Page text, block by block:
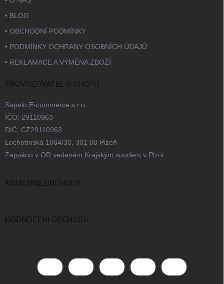
• BLOG
• OBCHODNÍ PODMÍNKY
• PODMÍNKY OCHRANY OSOBNÍCH ÚDAJŮ
• REKLAMACE A VÝMĚNA ZBOŽÍ
PROVOZOVATEL E-SHOPU
Sapelo E-commerce s.r.o.
IČO: 29110963
DIČ: CZ29110963
Lochotínská 1064/30, 301 00 Plzeň
Zapsáno v OR vedeném Krajským soudem v Plzni
KAMENNÉ OBCHODY
Praha
HODNOCENÍ OBCHODU